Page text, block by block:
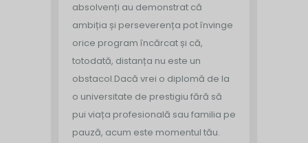
absolvenți au demonstrat că
ambiția și perseverența pot învinge
orice program încărcat și că,
totodată, distanța nu este un
obstacol.Dacă vrei o diplomă de la
o universitate de prestigiu fără să
pui viața profesională sau familia pe
pauză, acum este momentul tău.